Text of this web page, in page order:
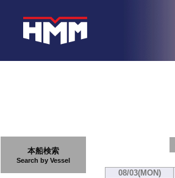
本船検索
Search by Vessel
08/03(MON)